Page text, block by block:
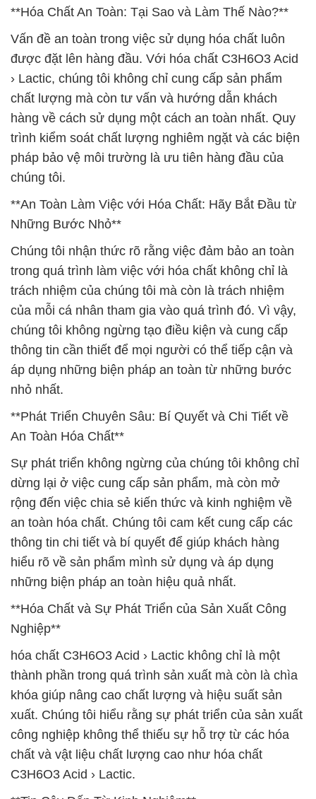
**Hóa Chất An Toàn: Tại Sao và Làm Thế Nào?**
Vấn đề an toàn trong việc sử dụng hóa chất luôn
được đặt lên hàng đầu. Với hóa chất C3H6O3 Acid
› Lactic, chúng tôi không chỉ cung cấp sản phẩm
chất lượng mà còn tư vấn và hướng dẫn khách
hàng về cách sử dụng một cách an toàn nhất. Quy
trình kiểm soát chất lượng nghiêm ngặt và các biện
pháp bảo vệ môi trường là ưu tiên hàng đầu của
chúng tôi.
**An Toàn Làm Việc với Hóa Chất: Hãy Bắt Đầu từ
Những Bước Nhỏ**
Chúng tôi nhận thức rõ rằng việc đảm bảo an toàn
trong quá trình làm việc với hóa chất không chỉ là
trách nhiệm của chúng tôi mà còn là trách nhiệm
của mỗi cá nhân tham gia vào quá trình đó. Vì vậy,
chúng tôi không ngừng tạo điều kiện và cung cấp
thông tin cần thiết để mọi người có thể tiếp cận và
áp dụng những biện pháp an toàn từ những bước
nhỏ nhất.
**Phát Triển Chuyên Sâu: Bí Quyết và Chi Tiết về
An Toàn Hóa Chất**
Sự phát triển không ngừng của chúng tôi không chỉ
dừng lại ở việc cung cấp sản phẩm, mà còn mở
rộng đến việc chia sẻ kiến thức và kinh nghiệm về
an toàn hóa chất. Chúng tôi cam kết cung cấp các
thông tin chi tiết và bí quyết để giúp khách hàng
hiểu rõ về sản phẩm mình sử dụng và áp dụng
những biện pháp an toàn hiệu quả nhất.
**Hóa Chất và Sự Phát Triển của Sản Xuất Công
Nghiệp**
hóa chất C3H6O3 Acid › Lactic không chỉ là một
thành phần trong quá trình sản xuất mà còn là chìa
khóa giúp nâng cao chất lượng và hiệu suất sản
xuất. Chúng tôi hiểu rằng sự phát triển của sản xuất
công nghiệp không thể thiếu sự hỗ trợ từ các hóa
chất và vật liệu chất lượng cao như hóa chất
C3H6O3 Acid › Lactic.